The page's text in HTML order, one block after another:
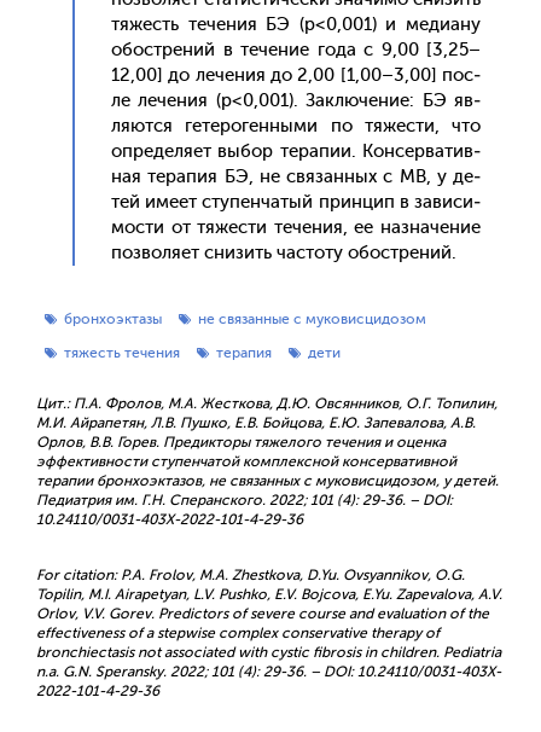
тя­жесть те­чения БЭ (р<0,001) и ме­ди­ану
обос­тре­ний в те­чение го­да с 9,00 [3,25–
12,00] до ле­чения до 2,00 [1,00–3,00] пос­
ле ле­чения (р<0,001). Зак­лю­чение: БЭ яв­
ля­ют­ся ге­теро­ген­ны­ми по тя­жес­ти, что
оп­ре­деля­ет вы­бор те­рапии. Кон­серва­тив­
ная те­рапия БЭ, не свя­зан­ных с МВ, у де­
тей име­ет сту­пен­ча­тый прин­цип в за­виси­
мос­ти от тя­жес­ти те­чения, ее наз­на­чение
поз­во­ля­ет сни­зить час­то­ту обос­тре­ний.
бронхоэктазы
не связанные с муковисцидозом
тяжесть течения
терапия дети
Цит.: П.А. Фролов, М.А. Жесткова, Д.Ю. Овсянников, О.Г. Топилин,
М.И. Айрапетян, Л.В. Пушко, Е.В. Бойцова, Е.Ю. Запевалова, А.В.
Орлов, В.В. Горев. Предикторы тяжелого течения и оценка
эффективности ступенчатой комплексной консервативной
терапии бронхоэктазов, не связанных с муковисцидозом, у детей.
Педиатрия им. Г.Н. Сперанского. 2022; 101 (4): 29-36. – DOI:
10.24110/0031-403X-2022-101-4-29-36
For citation: P.A. Frolov, M.A. Zhestkova, D.Yu. Ovsyannikov, O.G.
Topilin, M.I. Airapetyan, L.V. Pushko, E.V. Bojcova, E.Yu. Zapevalova, A.V.
Orlov, V.V. Gorev. Predictors of severe course and evaluation of the
effectiveness of a stepwise complex conservative therapy of
bronchiectasis not associated with cystic fibrosis in children. Pediatria
n.a. G.N. Speransky. 2022; 101 (4): 29-36. – DOI: 10.24110/0031-403X-
2022-101-4-29-36